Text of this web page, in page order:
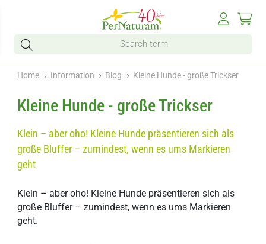
Home Information Blog Kleine Hunde - große Trickser
Kleine Hunde - große Trickser
Klein – aber oho! Kleine Hunde präsentieren sich als
große Bluffer – zumindest, wenn es ums Markieren
geht
Klein – aber oho! Kleine Hunde präsentieren sich als
große Bluffer – zumindest, wenn es ums Markieren
geht.